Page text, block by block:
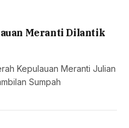
Meranti Dilantik
Kepulauan Meranti Julian
Sumpah